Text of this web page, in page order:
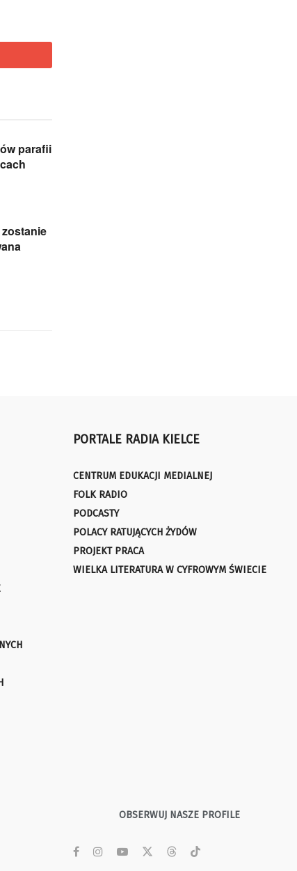
parafii
PORTALE RADIA KIELCE
CENTRUM EDUKACJI MEDIALNEJ
FOLK RADIO
PODCASTY
POLACY RATUJĄCYCH ŻYDÓW
PROJEKT PRACA
WIELKA LITERATURA W CYFROWYM ŚWIECIE
OBSERWUJ NASZE PROFILE